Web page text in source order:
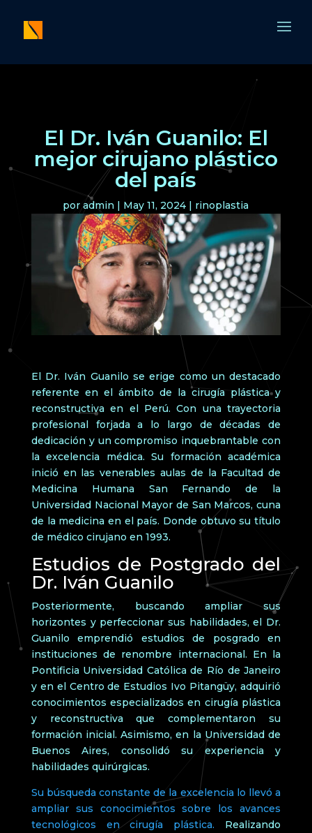
El Dr. Iván Guanilo: El
mejor cirujano plástico
del país
poradmin | May 11, 2024 | rinoplastia
El Dr. Iván Guanilo se erige como un destacado
referente en el ámbito de la cirugía plástica y
reconstructiva en el Perú. Con una trayectoria
profesional forjada a lo largo de décadas de
dedicación y un compromiso inquebrantable con
la excelencia médica. Su formación académica
inició en las venerables aulas de la Facultad de
Medicina Humana San Fernando de la
Universidad Nacional Mayor de San Marcos, cuna
de la medicina en el país. Donde obtuvo su título
de médico cirujano en 1993.
Estudios de Postgrado del
Dr. Iván Guanilo
Posteriormente, buscando ampliar sus
horizontes y perfeccionar sus habilidades, el Dr.
Guanilo emprendió estudios de posgrado en
instituciones de renombre internacional. En la
Pontificia Universidad Católica de Río de Janeiro
y en el Centro de Estudios Ivo Pitangüy, adquirió
conocimientos especializados en cirugía plástica
y reconstructiva que complementaron su
formación inicial. Asimismo, en la Universidad de
Buenos Aires, consolidó su experiencia y
habilidades quirúrgicas.
Su búsqueda constante de la excelencia lo llevó a
ampliar sus conocimientos sobre los avances
tecnológicos en cirugía plástica. Realizando